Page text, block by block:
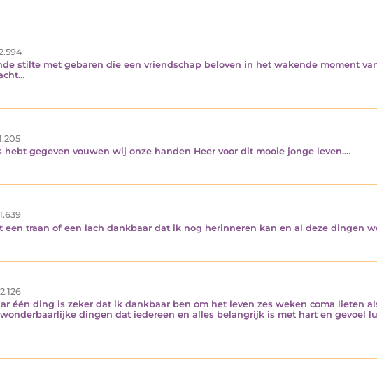
stilte met gebaren die een vriendschap beloven in het wakende moment
hebt gegeven vouwen wij onze handen Heer voor dit mooie jonge leven.…
traan of een lach dankbaar dat ik nog herinneren kan en al deze dingen
één ding is zeker dat ik dankbaar ben om het leven zes weken coma lieten
dingen dat iedereen en alles belangrijk is met hart en gevoel